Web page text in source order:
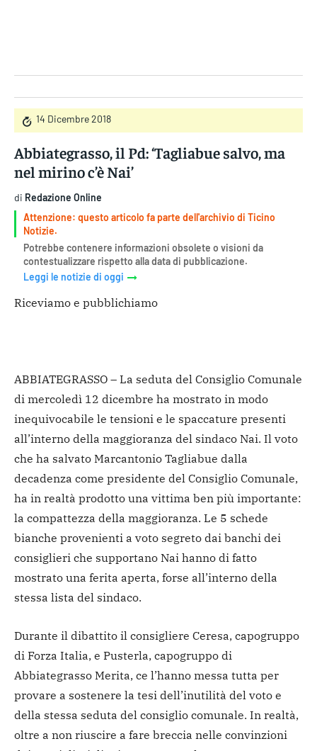
14 Dicembre 2018
Abbiategrasso, il Pd: ‘Tagliabue salvo, ma
nel mirino c’è Nai’
di Redazione Online
Attenzione: questo articolo fa parte dell'archivio di Ticino
Notizie.
Potrebbe contenere informazioni obsolete o visioni da
contestualizzare rispetto alla data di pubblicazione.
Leggi le notizie di oggi
Riceviamo e pubblichiamo
ABBIATEGRASSO – La seduta del Consiglio Comunale
di mercoledì 12 dicembre ha mostrato in modo
inequivocabile le tensioni e le spaccature presenti
all’interno della maggioranza del sindaco Nai. Il voto
che ha salvato Marcantonio Tagliabue dalla
decadenza come presidente del Consiglio Comunale,
ha in realtà prodotto una vittima ben più importante:
la compattezza della maggioranza. Le 5 schede
bianche provenienti a voto segreto dai banchi dei
consiglieri che supportano Nai hanno di fatto
mostrato una ferita aperta, forse all’interno della
stessa lista del sindaco.
Durante il dibattito il consigliere Ceresa, capogruppo
di Forza Italia, e Pusterla, capogruppo di
Abbiategrasso Merita, ce l’hanno messa tutta per
provare a sostenere la tesi dell’inutilità del voto e
della stessa seduta del consiglio comunale. In realtà,
oltre a non riuscire a fare breccia nelle convinzioni